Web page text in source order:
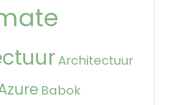
Architectuur
Babok